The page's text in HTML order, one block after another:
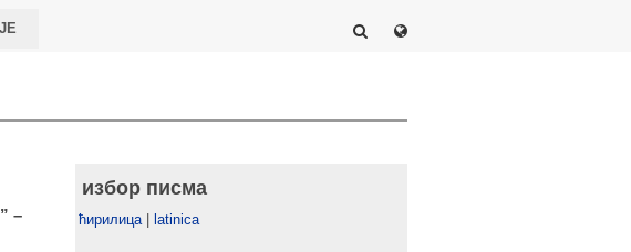
–
избор писма
ћирилица| latinica